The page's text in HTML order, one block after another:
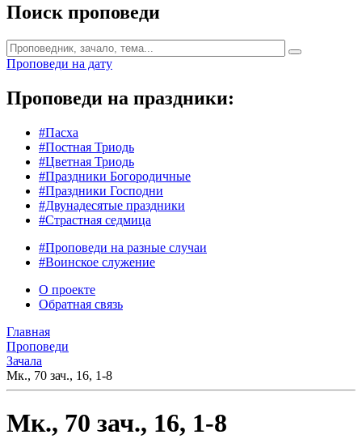
Поиск проповеди
Проповеди на дату
Проповеди на праздники:
#Пасха
#Постная Триодь
#Цветная Триодь
#Праздники Богородичные
#Праздники Господни
#Двунадесятые праздники
#Страстная седмица
#Проповеди на разные случаи
#Воинское служение
О проекте
Обратная связь
Главная
Проповеди
Зачала
Мк., 70 зач., 16, 1-8
Мк., 70 зач., 16, 1-8